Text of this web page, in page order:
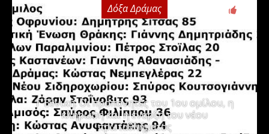
Δόξα Δράμας
Γ΄ Εθνική: Οι προπονητές του 1ου ομίλου, η
κλήρωση και η έναρξη του νέου
πρωταθλήματος